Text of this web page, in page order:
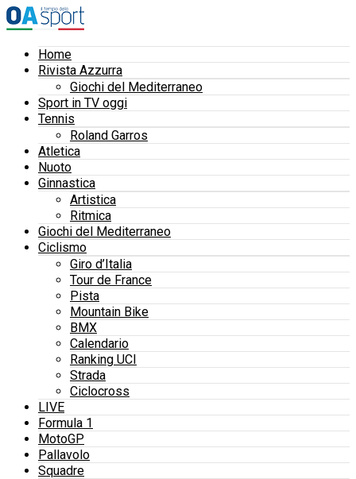
Home
Rivista Azzurra
Giochi del Mediterraneo
Sport in TV oggi
Tennis
Roland Garros
Atletica
Nuoto
Ginnastica
Artistica
Ritmica
Giochi del Mediterraneo
Ciclismo
Giro d’Italia
Tour de France
Pista
Mountain Bike
BMX
Calendario
Ranking UCI
Strada
Ciclocross
LIVE
Formula 1
MotoGP
Pallavolo
Squadre